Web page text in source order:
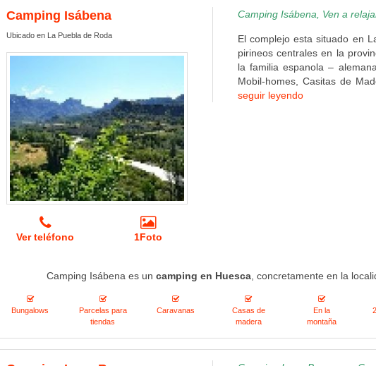
Camping Isábena
Ubicado en La Puebla de Roda
Ver teléfono 1Foto
Camping Isábena, Ven a
El complejo esta situado en
pirineos centrales en la
la familia espanola –
Mobil-homes, Casitas de
seguir leyendo
Camping Isábena es un camping en Huesca, concretamente en la
Bungalows
Parcelas para
tiendas
Caravanas
Casas de
madera
En la
montaña